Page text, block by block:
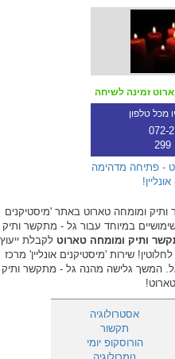
זמינה לשיחה
מכל טלפון
072-
- פתיחה מדהימה
ומומחה טארוט באתר 'מיסטיקנים
במיוחד עבור גל - מתקשר ותיק
ותיק ומומחה טארוט לקבלת ייעוץ
שירות 'מיסטיקנים אונליין' מרכז
המשך גלישה מהנה גל - מתקשר ותיק
אסטרולוגיה
תקשור
הורוסקופ יומי